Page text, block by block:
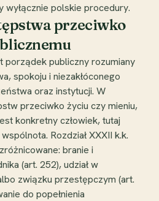
wyłącznie polskie procedury.
przeciwko
porządek publiczny rozumiany
spokoju i niezakłóconego
oraz instytucji. W
przeciwko życiu czy mieniu,
konkretny człowiek, tutaj
Rozdział XXXII k.k.
branie i
(art. 252), udział w
związku przestępczym (art.
do popełnienia